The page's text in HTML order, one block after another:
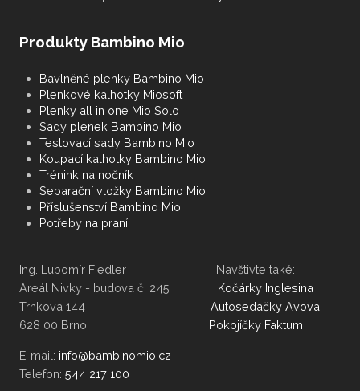
Produkty Bambino Mio
Bavlněné plenky Bambino Mio
Plenkové kalhotky Miosoft
Plenky all in one Mio Solo
Sady plenek Bambino Mio
Testovací sady Bambino Mio
Koupací kalhotky Bambino Mio
Trénink na nočník
Separační vložky Bambino Mio
Příslušenství Bambino Mio
Potřeby na praní
Ing. Lubomír Fiedler Navštivte také:
Areál Nivky - budova č. 245 Kočárky Inglesina
Trnkova 144 Autosedačky Avova
628 00 Brno Pokojíčky Faktum
E-mail:
Telefon: 544 217 100